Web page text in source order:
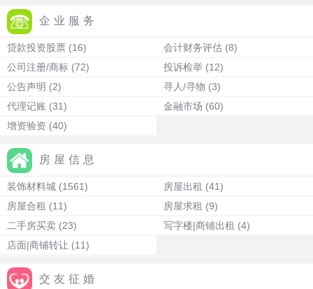
企业服务
贷款投资股票 (16) 会计财务评估 (8)
公司注册/商标 (72) 投诉检举 (12)
公告声明 (2) 寻人/寻物 (3)
代理记账 (31) 金融市场 (60)
增资验资 (40)
房屋信息
装饰材料城 (1561) 房屋出租 (41)
房屋合租 (11) 房屋求租 (9)
二手房买卖 (23) 写字楼|商铺出租 (4)
店面|商铺转让 (11)
交友征婚